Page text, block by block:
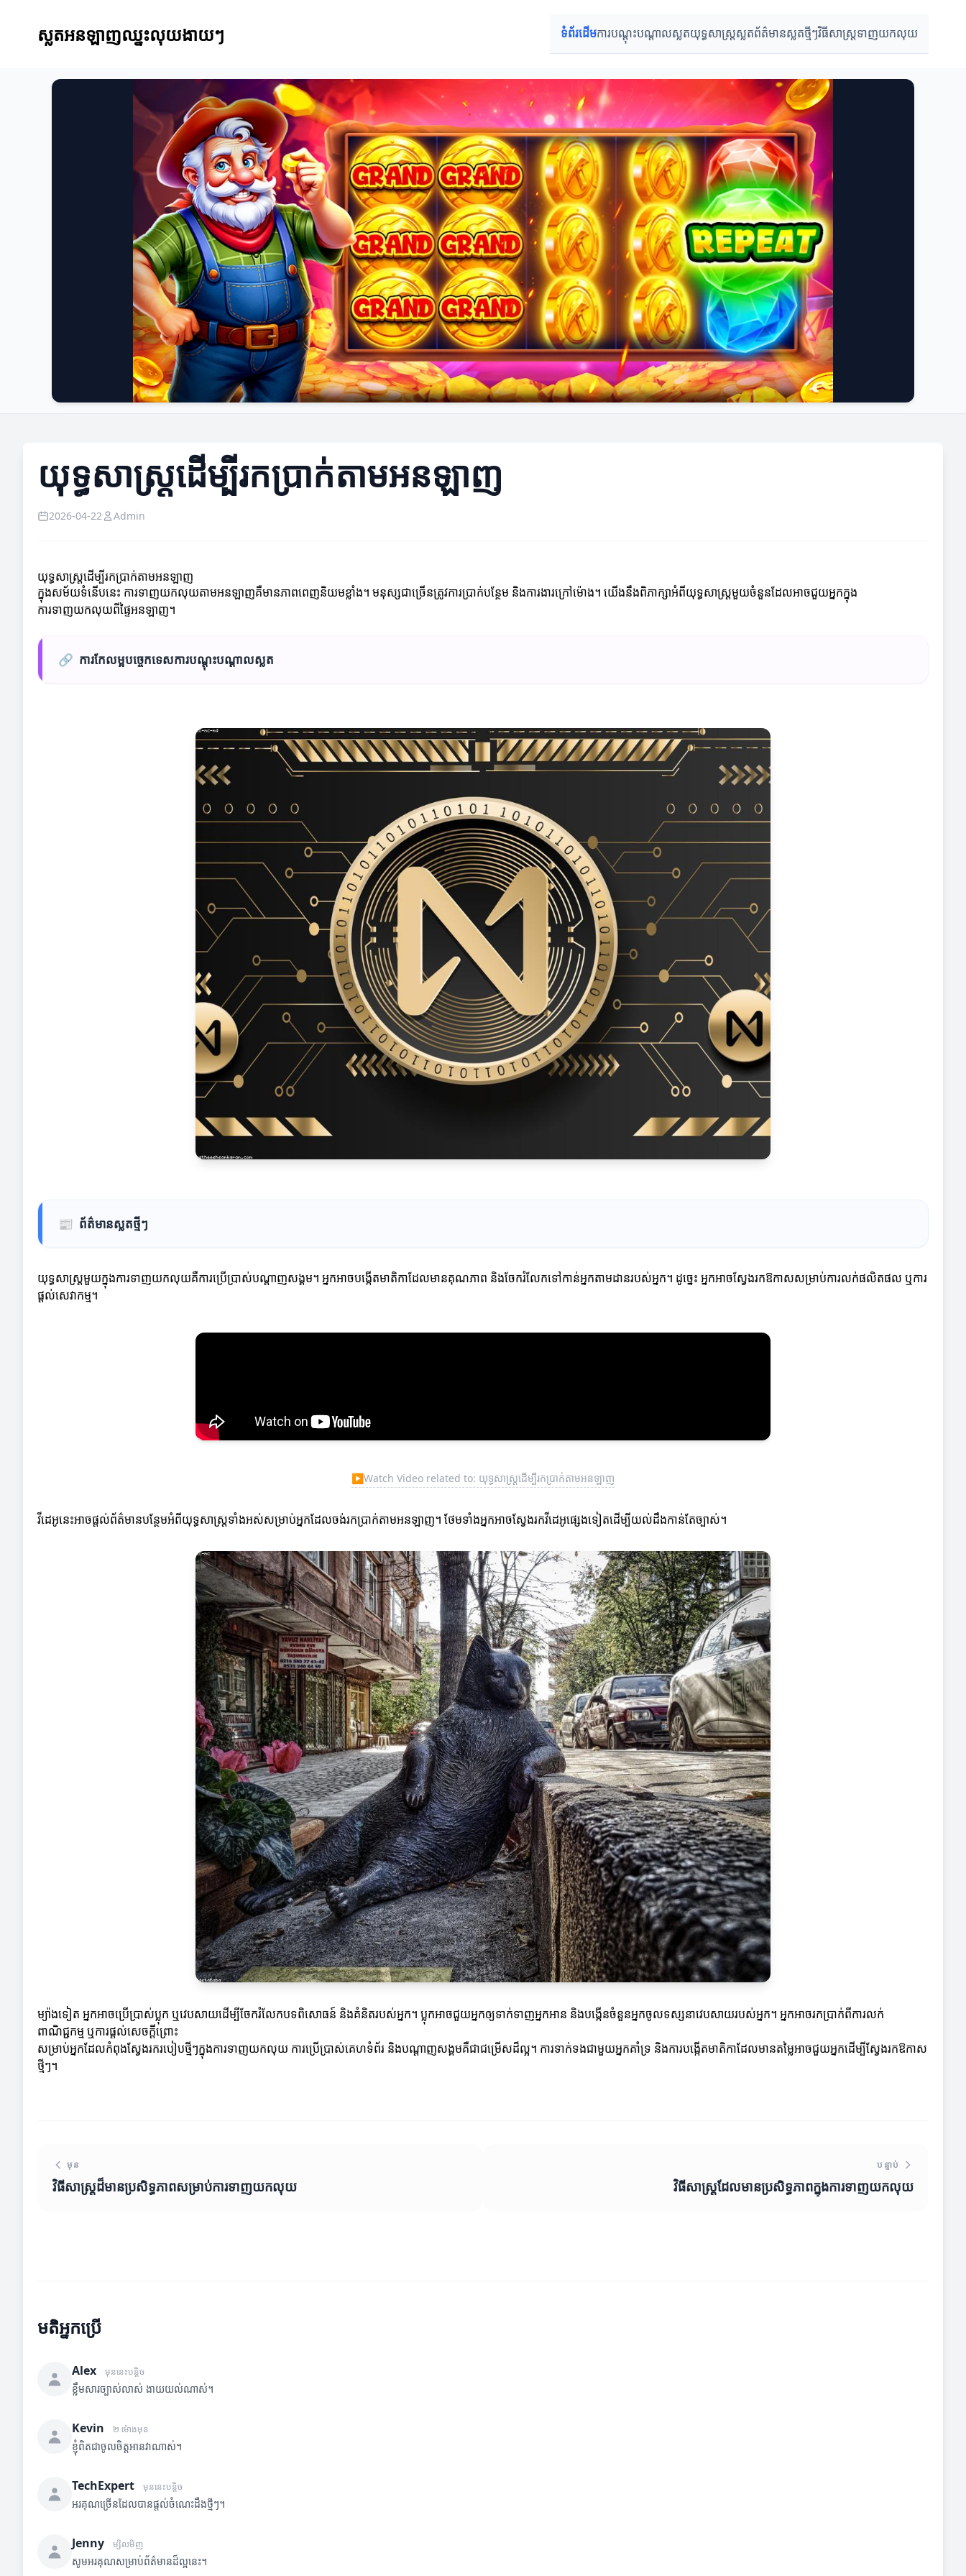
ស្លតអនឡាញឈ្នះលុយងាយៗ ទំព័រដើមការបណ្តុះបណ្តាលស្លតយុទ្ធសាស្ត្រស្លតព័ត៌មានស្លតថ្មីៗវិធីសាស្ត្រទាញយកលុយ
យុទ្ធសាស្ត្រដើម្បីរកប្រាក់តាមអនឡាញ
2026-04-22 Admin
យុទ្ធសាស្ត្រដើម្បីរកប្រាក់តាមអនឡាញ
ក្នុងសម័យទំនើបនេះ ការទាញយកលុយតាមអនឡាញគឺមានភាពពេញនិយមខ្លាំង។ មនុស្សជាច្រើនត្រូវការប្រាក់បន្ថែម និងការងារក្រៅម៉ោង។ យើងនឹងពិភាក្សាអំពីយុទ្ធសាស្ត្រមួយចំនួនដែលអាចជួយអ្នកក្នុង
ការទាញយកលុយពីផ្ទៃអនឡាញ។
🔗 ការកែលម្អបច្ចេកទេសការបណ្តុះបណ្តាលស្លត
📰 ព័ត៌មានស្លតថ្មីៗ
យុទ្ធសាស្ត្រមួយក្នុងការទាញយកលុយគឺការប្រើប្រាស់បណ្តាញសង្គម។ អ្នកអាចបង្កើតមាតិកាដែលមានគុណភាព និងចែករំលែកទៅកាន់អ្នកតាមដានរបស់អ្នក។ ដូច្នេះ អ្នកអាចស្វែងរកឱកាសសម្រាប់ការលក់ផលិតផល ឬការ
ផ្តល់សេវាកម្ម។
▶Watch Video related to: យុទ្ធសាស្ត្រដើម្បីរកប្រាក់តាមអនឡាញ
វីដេអូនេះអាចផ្តល់ព័ត៌មានបន្ថែមអំពីយុទ្ធសាស្ត្រទាំងអស់សម្រាប់អ្នកដែលចង់រកប្រាក់តាមអនឡាញ។ ថែមទាំងអ្នកអាចស្វែងរកវីដេអូផ្សេងទៀតដើម្បីយល់ដឹងកាន់តែច្បាស់។
ម្យ៉ាងទៀត អ្នកអាចប្រើប្រាស់​ប្លុក ឬវេបសាយដើម្បីចែករំលែកបទពិសោធន៍ និងគំនិតរបស់អ្នក។ ប្លុកអាចជួយអ្នកឲ្យទាក់ទាញអ្នកអាន និងបង្កើនចំនួនអ្នកចូលទស្សនាវេបសាយរបស់អ្នក។ អ្នកអាចរកប្រាក់ពីការលក់
ពាណិជ្ជកម្ម ឬការផ្តល់សេចក្តីព្រោះ
សម្រាប់អ្នកដែលកំពុងស្វែងរករបៀបថ្មីៗក្នុងការទាញយកលុយ ការប្រើប្រាស់គេហទំព័រ និងបណ្តាញសង្គមគឺជាជម្រើសដ៏ល្អ។ ការទាក់ទងជាមួយអ្នកគាំទ្រ និងការបង្កើតមាតិកាដែលមានតម្លៃអាចជួយអ្នកដើម្បីស្វែងរកឱកាស
ថ្មីៗ។
មុន
វិធីសាស្ត្រដ៏មានប្រសិទ្ធភាពសម្រាប់ការទាញយកលុយ
បន្ទាប់
វិធីសាស្ត្រដែលមានប្រសិទ្ធភាពក្នុងការទាញយកលុយ
មតិអ្នកប្រើ
Alex មុននេះបន្តិច
ខ្លឹមសារច្បាស់លាស់ ងាយយល់ណាស់។
Kevin ២ ម៉ោងមុន
ខ្ញុំពិតជាចូលចិត្តអានវាណាស់។
TechExpert មុននេះបន្តិច
អរគុណច្រើនដែលបានផ្តល់ចំណេះដឹងថ្មីៗ។
Jenny ម្សិលមិញ
សូមអរគុណសម្រាប់ព័ត៌មានដ៏ល្អនេះ។